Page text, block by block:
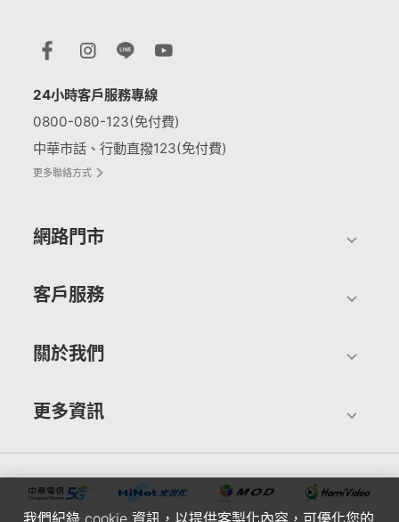
24小時客戶服務專線
0800-080-123(免付費)
中華市話、行動直撥123(免付費)
更多聯絡方式
網路門市
客戶服務
關於我們
更多資訊
我們紀錄 cookie 資訊，以提供客製化內容，可優化您的